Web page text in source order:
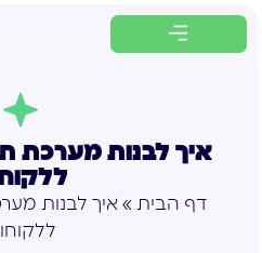
לתוכן
איך לבנות מערכת
דף הבית » איך לבנות